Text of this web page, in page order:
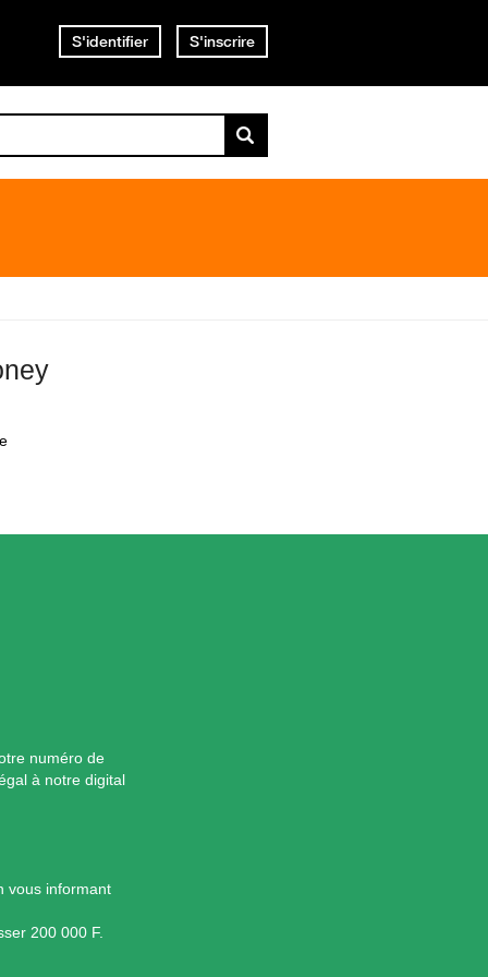
S'identifier S'inscrire
numéro de
à notre digital
vous informant
200 000 F.